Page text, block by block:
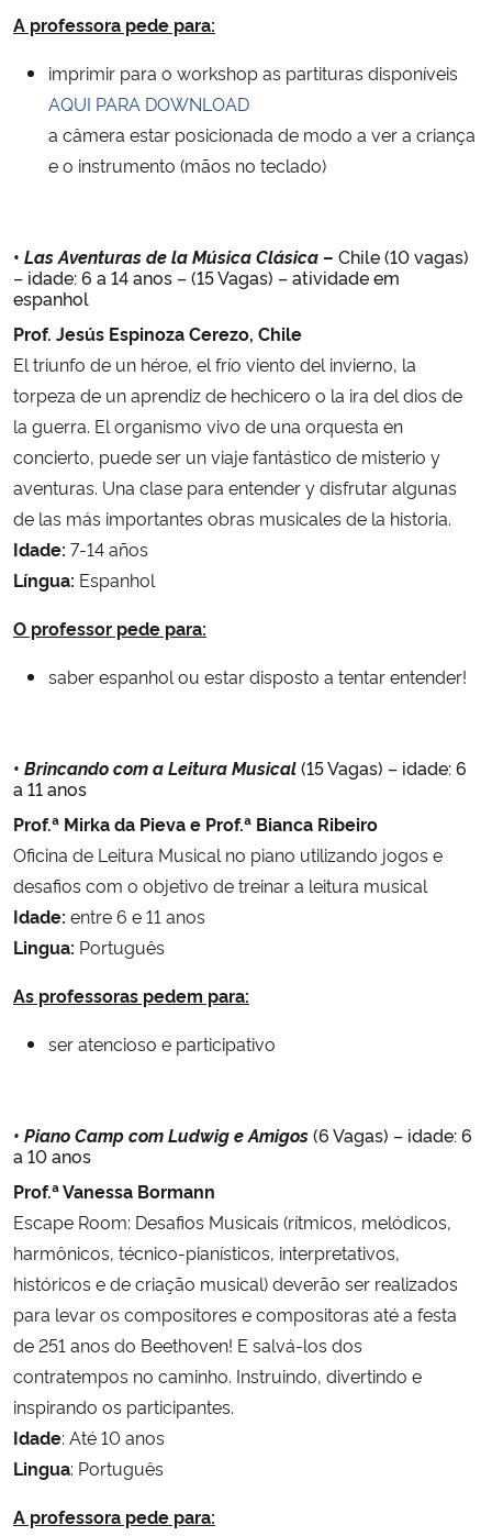
A professora pede para:
imprimir para o workshop as partituras disponíveis
AQUI PARA DOWNLOAD
a câmera estar posicionada de modo a ver a criança
e o instrumento (mãos no teclado)
• Las Aventuras de la Música Clásica – Chile (10 vagas)
– idade: 6 a 14 anos – (15 Vagas) – atividade em
espanhol
Prof. Jesús Espinoza Cerezo, Chile
El triunfo de un héroe, el frío viento del invierno, la
torpeza de un aprendiz de hechicero o la ira del dios de
la guerra. El organismo vivo de una orquesta en
concierto, puede ser un viaje fantástico de misterio y
aventuras. Una clase para entender y disfrutar algunas
de las más importantes obras musicales de la historia.
Idade: 7-14 años
Língua: Espanhol
O professor pede para:
saber espanhol ou estar disposto a tentar entender!
• Brincando com a Leitura Musical(15 Vagas) – idade: 6
a 11 anos
Prof.ª Mirka da Pieva e Prof.ª Bianca Ribeiro
Oficina de Leitura Musical no piano utilizando jogos e
desafios com o objetivo de treinar a leitura musical
Idade: entre 6 e 11 anos
Lingua: Português
As professoras pedem para:
ser atencioso e participativo
• Piano Camp com Ludwig e Amigos(6 Vagas) – idade: 6
a 10 anos
Prof.ª Vanessa Bormann
Escape Room: Desafios Musicais (rítmicos, melódicos,
harmônicos, técnico-pianísticos, interpretativos,
históricos e de criação musical) deverão ser realizados
para levar os compositores e compositoras até a festa
de 251 anos do Beethoven! E salvá-los dos
contratempos no caminho. Instruindo, divertindo e
inspirando os participantes.
Idade: Até 10 anos
Lingua: Português
A professora pede para: